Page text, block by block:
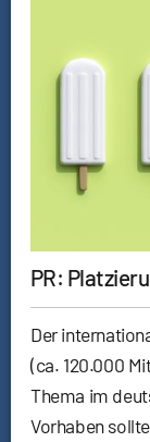
PR:
Der
(ca. 120.000
Thema im
Vorhaben